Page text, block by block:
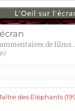
de films
:
des Eléphants